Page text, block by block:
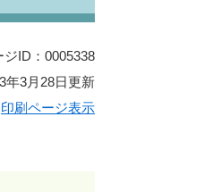
ジID：0005338
年3月28日更新
印刷ページ表示